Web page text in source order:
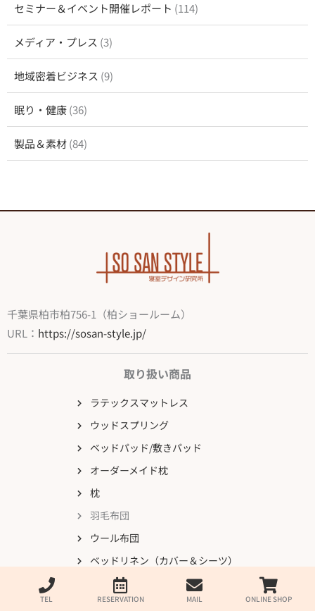
セミナー＆イベント開催レポート (114)
メディア・プレス (3)
地域密着ビジネス (9)
眠り・健康(36)
製品＆素材(84)
取り扱い商品
ラテックスマットレス
ウッドスプリング
ベッドパッド/敷きパッド
オーダーメイド枕
枕
羽毛布団
ウール布団
ベッドリネン（カバー＆シーツ）
千葉県柏市柏756-1（柏ショールーム）
URL： https://sosan-style.jp/
TEL RESERVATION MAIL ONLINE SHOP